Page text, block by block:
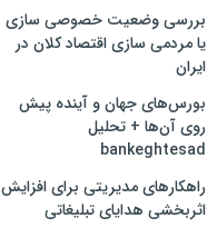
بررسی وضعیت خصوصی سازی
یا مردمی سازی اقتصاد کلان در
ایران
بورس‌های جهان و آینده پیش
روی آن‌ها + تحلیل
bankeghtesad
راهکارهای مدیریتی برای افزایش
اثربخشی هدایای تبلیغاتی